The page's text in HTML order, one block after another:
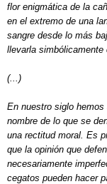
flor enigmática de la
en el extremo de una
sangre desde lo más
llevarla simbólicamente
(...)
En nuestro siglo
nombre de lo que se
una rectitud moral. Es
que la opinión que
necesariamente
cegatos pueden hacer